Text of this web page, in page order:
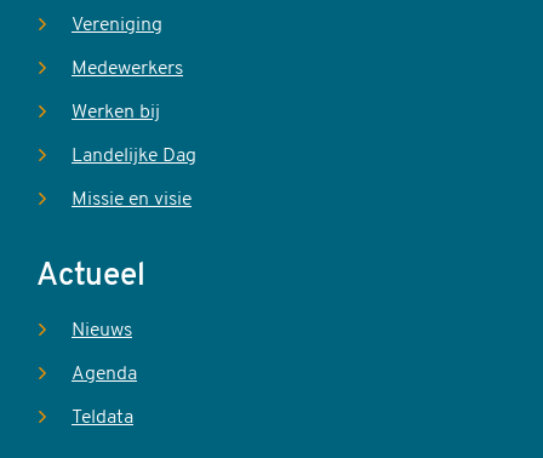
Vereniging
Medewerkers
Werken bij
Landelijke Dag
Missie en visie
Actueel
Nieuws
Agenda
Teldata